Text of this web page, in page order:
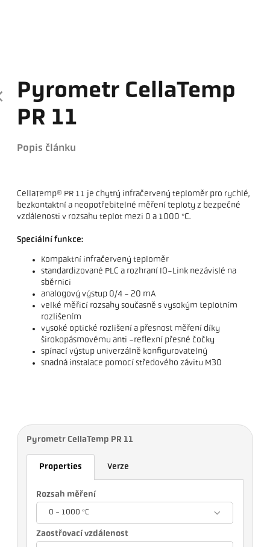
Pyrometr CellaTemp
PR 11
Popis článku
CellaTemp® PR 11 je chytrý infračervený teploměr pro rychlé,
bezkontaktní a neopotřebitelné měření teploty z bezpečné
vzdálenosti v rozsahu teplot mezi 0 a 1000 °C.
Speciální funkce:
Kompaktní infračervený teploměr
standardizované PLC a rozhraní IO-Link nezávislé na
sběrnici
analogový výstup 0/4 - 20 mA
velké měřicí rozsahy současně s vysokým teplotním
rozlišením
vysoké optické rozlišení a přesnost měření díky
širokopásmovému anti -reflexní přesné čočky
spínací výstup univerzálně konfigurovatelný
snadná instalace pomocí středového závitu M30
Pyrometr CellaTemp PR 11
Properties Verze
Rozsah měření
0 - 1000 °C
Zaostřovací vzdálenost